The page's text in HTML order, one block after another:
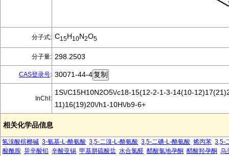
分子式: C15H10N2O5
分子量: 298.2503
CAS登录号: 30071-44-4
InChI:
1S\/C15H10N2O5\/c18-15(12-2-1-3-14(10-
11)16(19)20\/h1-10H\/b9-6+
相关化学品信息
氢溴酸槟榔碱 3-氨基-L-酪氨酸 3,5-二溴-L-酪氨酸 3,5-二碘-L-酪氨酸 烯丙苯 3,5-
酸酰胺 异辛酸铅 辛酸亚锡 甲基肼硫酸盐 水合氯醛 醋酸氯地孕酮 醋酸羟孕酮 乌